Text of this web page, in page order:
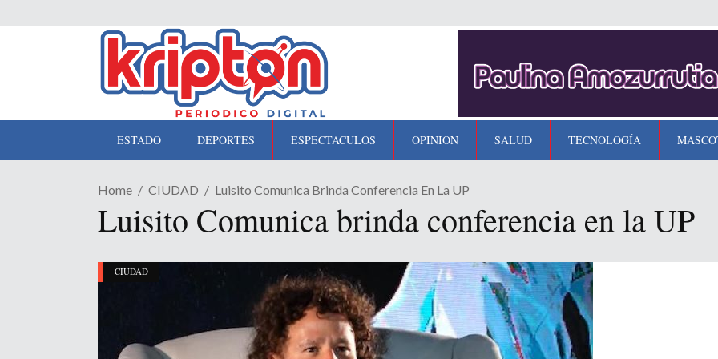
ESTADO DEPORTES ESPECTÁCULOS OPINIÓN SALUD TECNOLOGÍA
Home CIUDAD Luisito Comunica Brinda Conferencia En La UP
Luisito Comunica brinda conferencia en la UP
CIUDAD